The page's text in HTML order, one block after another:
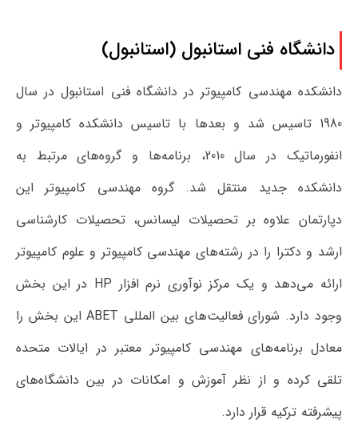
دانشگاه فنی استانبول (استانبول)
دانشکده مهندسی کامپیوتر در دانشگاه فنی استانبول در سال
1980 تاسیس شد و بعدها با تاسیس دانشکده کامپیوتر و
انفورماتیک در سال 2010، برنامه‌ها و گروه‌های مرتبط به
دانشکده جدید منتقل شد. گروه مهندسی کامپیوتر این
دپارتمان علاوه بر تحصیلات لیسانس، تحصیلات کارشناسی
ارشد و دکترا را در رشته‌های مهندسی کامپیوتر و علوم کامپیوتر
ارائه می‌دهد و یک مرکز نوآوری نرم افزار HP در این بخش
وجود دارد. شورای فعالیت‌های بین المللی ABET این بخش را
معادل برنامه‌های مهندسی کامپیوتر معتبر در ایالات متحده
تلقی کرده و از نظر آموزش و امکانات در بین دانشگاه‌های
پیشرفته ترکیه قرار دارد.